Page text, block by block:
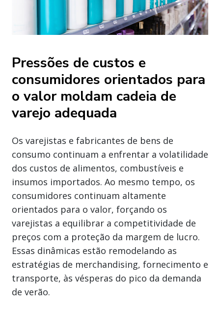
Pressões de custos e
consumidores orientados para
o valor moldam cadeia de
varejo adequada
Os varejistas e fabricantes de bens de
consumo continuam a enfrentar a volatilidade
dos custos de alimentos, combustíveis e
insumos importados. Ao mesmo tempo, os
consumidores continuam altamente
orientados para o valor, forçando os
varejistas a equilibrar a competitividade de
preços com a proteção da margem de lucro.
Essas dinâmicas estão remodelando as
estratégias de merchandising, fornecimento e
transporte, às vésperas do pico da demanda
de verão.